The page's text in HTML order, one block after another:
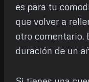
es para tu
que volver a
otro comentario.
duración de un